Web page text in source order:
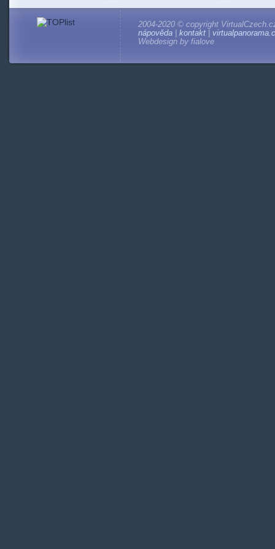
2004-2020 © copyright
nápověda
kontakt
Webdesign by fialove